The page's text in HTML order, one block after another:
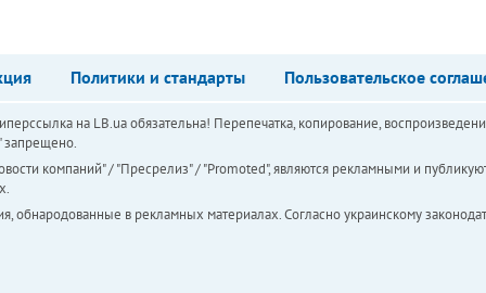
Политики и стандарты Пользовательское
на LB.ua обязательна! Перепечатка, копирование,
запрещено.
компаний" / "Пресрелиз" / "Promoted", являются рекламными и
обнародованные в рекламных материалах. Согласно украинскому